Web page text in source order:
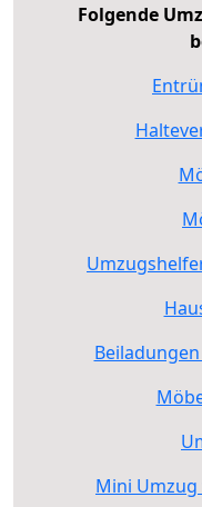
Folgende
Mini Umzug